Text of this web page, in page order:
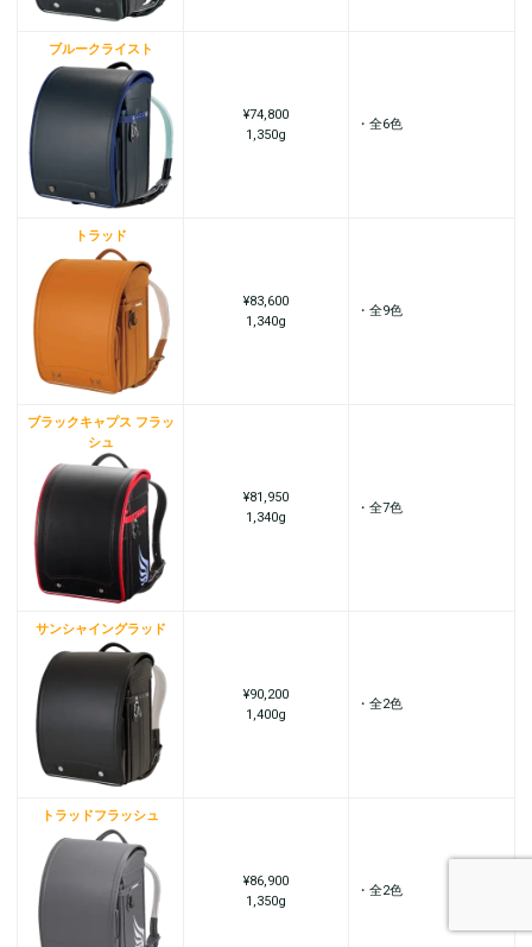
ブルークライスト
¥74,800
1,350g
・全6色
トラッド
¥83,600
1,340g
・全9色
ブラックキャプス フラッ
シュ
¥81,950
1,340g
・全7色
サンシャイングラッド
¥90,200
1,400g
・全2色
トラッドフラッシュ
¥86,900
1,350g
・全2色